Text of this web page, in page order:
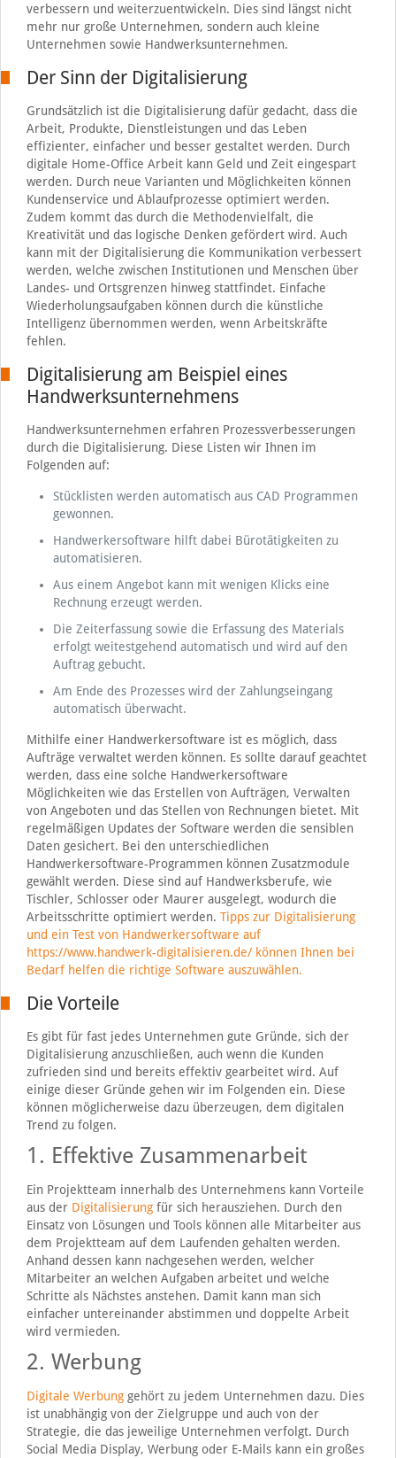
verbessern und weiterzuentwickeln. Dies sind längst nicht
mehr nur große Unternehmen, sondern auch kleine
Unternehmen sowie Handwerksunternehmen.
Der Sinn der Digitalisierung
Grundsätzlich ist die Digitalisierung dafür gedacht, dass die
Arbeit, Produkte, Dienstleistungen und das Leben
effizienter, einfacher und besser gestaltet werden. Durch
digitale Home-Office Arbeit kann Geld und Zeit eingespart
werden. Durch neue Varianten und Möglichkeiten können
Kundenservice und Ablaufprozesse optimiert werden.
Zudem kommt das durch die Methodenvielfalt, die
Kreativität und das logische Denken gefördert wird. Auch
kann mit der Digitalisierung die Kommunikation verbessert
werden, welche zwischen Institutionen und Menschen über
Landes- und Ortsgrenzen hinweg stattfindet. Einfache
Wiederholungsaufgaben können durch die künstliche
Intelligenz übernommen werden, wenn Arbeitskräfte
fehlen.
Digitalisierung am Beispiel eines
Handwerksunternehmens
Handwerksunternehmen erfahren Prozessverbesserungen
durch die Digitalisierung. Diese Listen wir Ihnen im
Folgenden auf:
Stücklisten werden automatisch aus CAD Programmen
gewonnen.
Handwerkersoftware hilft dabei Bürotätigkeiten zu
automatisieren.
Aus einem Angebot kann mit wenigen Klicks eine
Rechnung erzeugt werden.
Die Zeiterfassung sowie die Erfassung des Materials
erfolgt weitestgehend automatisch und wird auf den
Auftrag gebucht.
Am Ende des Prozesses wird der Zahlungseingang
automatisch überwacht.
Mithilfe einer Handwerkersoftware ist es möglich, dass
Aufträge verwaltet werden können. Es sollte darauf geachtet
werden, dass eine solche Handwerkersoftware
Möglichkeiten wie das Erstellen von Aufträgen, Verwalten
von Angeboten und das Stellen von Rechnungen bietet. Mit
regelmäßigen Updates der Software werden die sensiblen
Daten gesichert. Bei den unterschiedlichen
Handwerkersoftware-Programmen können Zusatzmodule
gewählt werden. Diese sind auf Handwerksberufe, wie
Tischler, Schlosser oder Maurer ausgelegt, wodurch die
Arbeitsschritte optimiert werden. Tipps zur Digitalisierung
und ein Test von Handwerkersoftware auf
https://www.handwerk-digitalisieren.de/ können Ihnen bei
Bedarf helfen die richtige Software auszuwählen.
Die Vorteile
Es gibt für fast jedes Unternehmen gute Gründe, sich der
Digitalisierung anzuschließen, auch wenn die Kunden
zufrieden sind und bereits effektiv gearbeitet wird. Auf
einige dieser Gründe gehen wir im Folgenden ein. Diese
können möglicherweise dazu überzeugen, dem digitalen
Trend zu folgen.
1. Effektive Zusammenarbeit
Ein Projektteam innerhalb des Unternehmens kann Vorteile
aus der Digitalisierungfür sich herausziehen. Durch den
Einsatz von Lösungen und Tools können alle Mitarbeiter aus
dem Projektteam auf dem Laufenden gehalten werden.
Anhand dessen kann nachgesehen werden, welcher
Mitarbeiter an welchen Aufgaben arbeitet und welche
Schritte als Nächstes anstehen. Damit kann man sich
einfacher untereinander abstimmen und doppelte Arbeit
wird vermieden.
2. Werbung
Digitale Werbunggehört zu jedem Unternehmen dazu. Dies
ist unabhängig von der Zielgruppe und auch von der
Strategie, die das jeweilige Unternehmen verfolgt. Durch
Social Media Display, Werbung oder E-Mails kann ein großes